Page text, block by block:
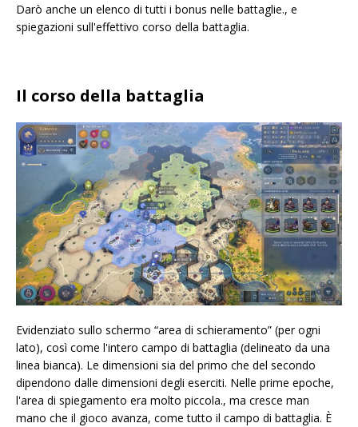
Darò anche un elenco di tutti i bonus nelle battaglie., e
spiegazioni sull'effettivo corso della battaglia.
Il corso della battaglia
Evidenziato sullo schermo “area di schieramento” (per ogni
lato), così come l'intero campo di battaglia (delineato da una
linea bianca). Le dimensioni sia del primo che del secondo
dipendono dalle dimensioni degli eserciti. Nelle prime epoche,
l'area di spiegamento era molto piccola., ma cresce man
mano che il gioco avanza, come tutto il campo di battaglia. È